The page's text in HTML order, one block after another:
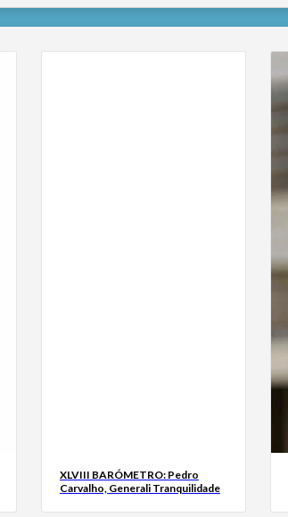
XLVIII BARÓMETRO: Pedro
Carvalho, Generali Tranquilidade